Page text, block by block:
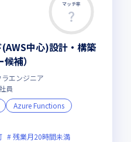
マッチ率
(AWS中心)設計・構築
補）
エンジニア
員
Azure Functions
残業月20時間未満